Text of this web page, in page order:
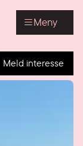
Meny
Meld interesse